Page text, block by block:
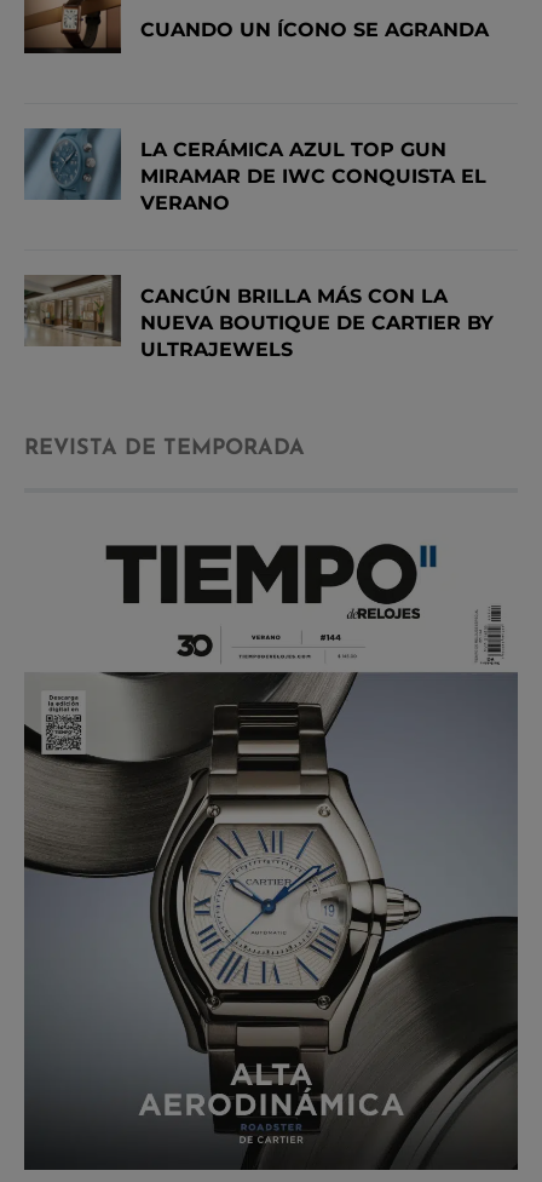
CUANDO UN ÍCONO SE AGRANDA
LA CERÁMICA AZUL TOP GUN
MIRAMAR DE IWC CONQUISTA EL
VERANO
CANCÚN BRILLA MÁS CON LA
NUEVA BOUTIQUE DE CARTIER BY
ULTRAJEWELS
REVISTA DE TEMPORADA